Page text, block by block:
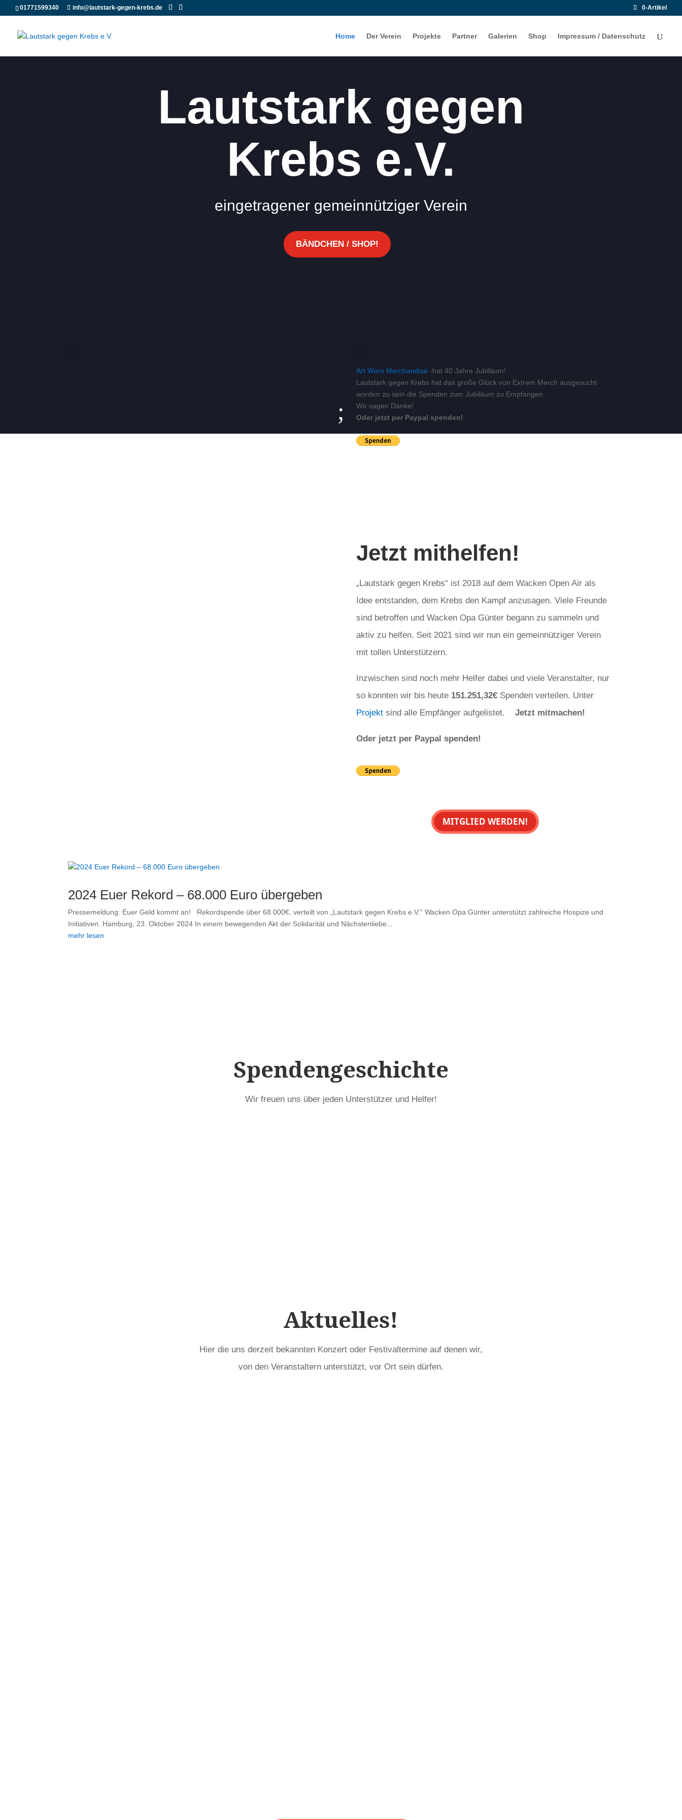
01771599340 info@lautstark-gegen-krebs.de 0-Artikel
Home Der Verein Projekte Partner Galerien Shop Impressum / Datenschutz
Lautstark gegen
Krebs e.V.
eingetragener gemeinnütziger Verein
BÄNDCHEN / SHOP!
;
Art Worx Merchandise -hat 40 Jahre Jubiläum!
Lautstark gegen Krebs hat das große Glück von Extrem Merch ausgesucht
worden zu sein die Spenden zum Jubiläum zu Empfangen.
Wir sagen Danke!
Oder jetzt per Paypal spenden!
Jetzt mithelfen!
„Lautstark gegen Krebs“ ist 2018 auf dem Wacken Open Air als
Idee entstanden, dem Krebs den Kampf anzusagen. Viele Freunde
sind betroffen und Wacken Opa Günter begann zu sammeln und
aktiv zu helfen. Seit 2021 sind wir nun ein gemeinnütziger Verein
mit tollen Unterstützern.
Inzwischen sind noch mehr Helfer dabei und viele Veranstalter, nur
so konnten wir bis heute 151.251,32€Spenden verteilen. Unter
Projektsind alle Empfänger aufgelistet. Jetzt mitmachen!
Oder jetzt per Paypal spenden!
MITGLIED WERDEN!
2024 Euer Rekord – 68.000 Euro übergeben
Pressemeldung: Euer Geld kommt an! Rekordspende über 68.000€, verteilt von „Lautstark gegen Krebs e.V.“ Wacken Opa Günter unterstützt zahlreiche Hospize und
Initiativen. Hamburg, 23. Oktober 2024 In einem bewegenden Akt der Solidarität und Nächstenliebe...
mehr lesen
Spendengeschichte
Wir freuen uns über jeden Unterstützer und Helfer!
Aktuelles!
Hier die uns derzeit bekannten Konzert oder Festivaltermine auf denen wir,
von den Veranstaltern unterstützt, vor Ort sein dürfen.